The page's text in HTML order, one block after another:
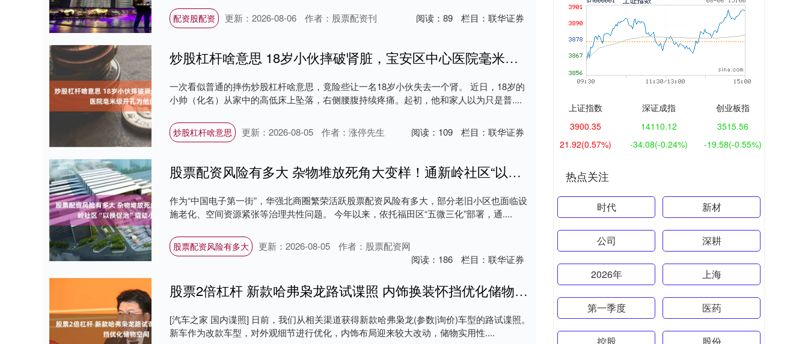
配资股配资 更新：2026-08-06 作者：股票配资刊 阅读： 89 栏目： 联华证券
炒股杠杆啥意思 18岁小伙摔破肾脏，宝安区中心医院毫米级开孔为他保肾
一次看似普通的摔伤炒股杠杆啥意思，竟险些让一名18岁小伙失去一个肾。 近日，18岁的
小帅（化名）从家中的高低床上坠落，右侧腰腹持续疼痛。起初，他和家人以为只是普....
炒股杠杆啥意思 更新：2026-08-05 作者：涨停先生 阅读： 109 栏目： 联华证券
股票配资风险有多大 杂物堆放死角大变样！通新岭社区“以换促治”撬动小区善治
作为“中国电子第一街”，华强北商圈繁荣活跃股票配资风险有多大，部分老旧小区也面临设
施老化、空间资源紧张等治理共性问题。 今年以来，依托福田区“五微三化”部署，通....
股票配资风险有多大 更新：2026-08-05
作者：股票配资网
阅读： 186 栏目： 联华证券
股票2倍杠杆 新款哈弗枭龙路试谍照 内饰换装怀挡优化储物空间
[汽车之家 国内谍照] 日前，我们从相关渠道获得新款哈弗枭龙(参数|询价)车型的路试谍照。
新车作为改款车型，对外观细节进行优化，内饰布局迎来较大改动，储物实用性....
上证指数
3900.35
21.92(0.57%)
深证成指
14110.12
-34.08(-0.24%)
创业板指
3515.56
-19.58(-0.55%)
热点关注
时代 新材
公司 深耕
2026年 上海
第一季度 医药